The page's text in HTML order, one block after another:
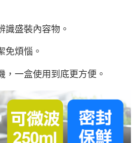
識盛裝內容物。
免煩惱。
，一盒使用到底更方便。